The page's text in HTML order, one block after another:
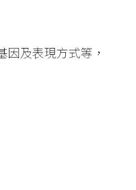
及表現方式等，